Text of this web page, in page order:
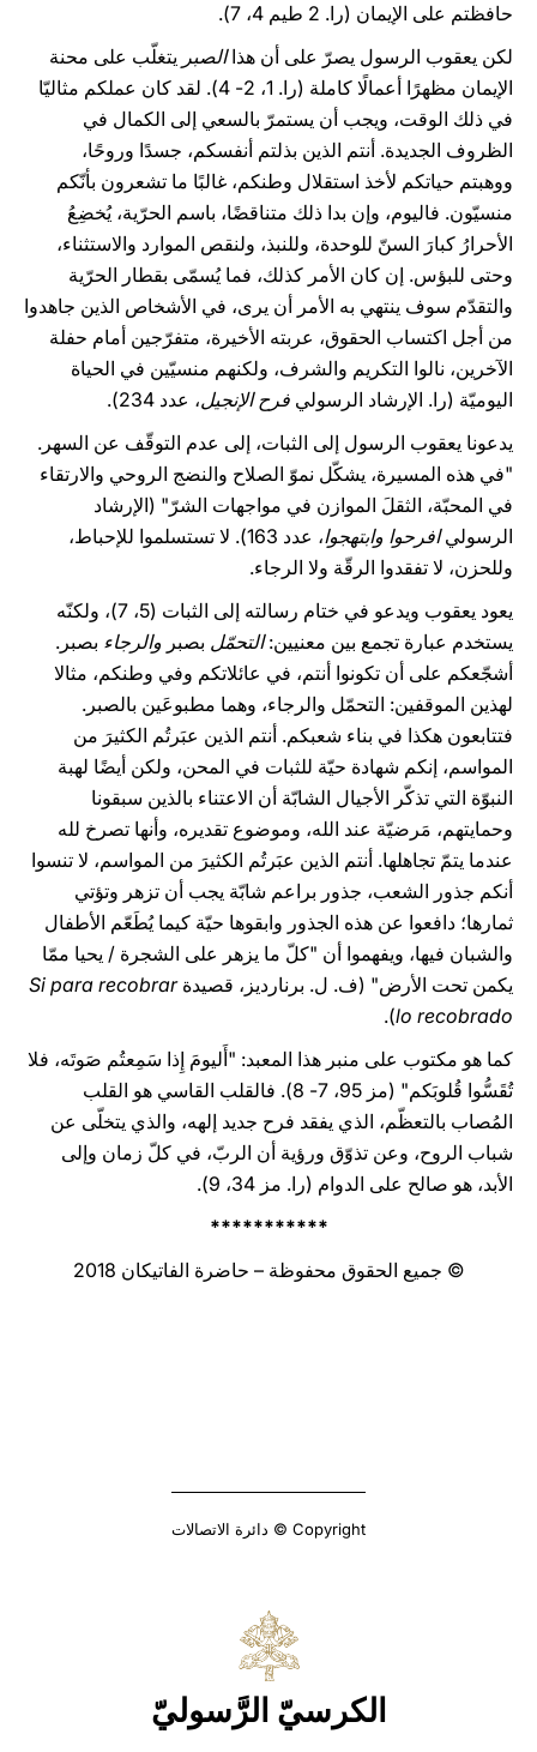
حافظتم على الإيمان (را. 2 طيم 4، 7).
لكن يعقوب الرسول يصرّ على أن هذاالصبر يتغلّب على محنة
الإيمان مظهرًا أعمالًا كاملة (را. 1، 2- 4). لقد كان عملكم مثاليّا
في ذلك الوقت، ويجب أن يستمرّ بالسعي إلى الكمال في
الظروف الجديدة. أنتم الذين بذلتم أنفسكم، جسدًا وروحًا،
ووهبتم حياتكم لأخذ استقلال وطنكم، غالبًا ما تشعرون بأنّكم
منسيّون. فاليوم، وإن بدا ذلك متناقضًا، باسم الحرّية، يُخضِعُ
الأحرارُ كبارَ السنّ للوحدة، وللنبذ، ولنقص الموارد والاستثناء،
وحتى للبؤس. إن كان الأمر كذلك، فما يُسمّى بقطار الحرّية
والتقدّم سوف ينتهي به الأمر أن يرى، في الأشخاص الذين جاهدوا
من أجل اكتساب الحقوق، عربته الأخيرة، متفرّجين أمام حفلة
الآخرين، نالوا التكريم والشرف، ولكنهم منسيّين في الحياة
اليوميّة (را. الإرشاد الرسولي فرح الإنجيل، عدد 234).
يدعونا يعقوب الرسول إلى الثبات، إلى عدم التوقّف عن السهر.
"في هذه المسيرة، يشكّل نموّ الصلاح والنضج الروحي والارتقاء
في المحبّة، الثقلَ الموازن في مواجهات الشرّ" (الإرشاد
الرسوليافرحوا وابتهجوا
، عدد 163). لا تستسلموا للإحباط،
وللحزن، لا تفقدوا الرقّة ولا الرجاء.
يعود يعقوب ويدعو في ختام رسالته إلى الثبات (5، 7)، ولكنّه
يستخدم عبارة تجمع بين معنيين:التحمّل بصبر والرجاء بصبر.
أشجّعكم على أن تكونوا أنتم، في عائلاتكم وفي وطنكم، مثالا
لهذين الموقفين: التحمّل والرجاء، وهما مطبوعَين بالصبر.
فتتابعون هكذا في بناء شعبكم. أنتم الذين عبَرتُم الكثيرَ من
المواسم، إنكم شهادة حيّة للثبات في المحن، ولكن أيضًا لهبة
النبوّة التي تذكّر الأجيال الشابّة أن الاعتناء بالذين سبقونا
وحمايتهم، مَرضيّة عند الله، وموضوع تقديره، وأنها تصرخ لله
عندما يتمّ تجاهلها. أنتم الذين عبَرتُم الكثيرَ من المواسم، لا تنسوا
أنكم جذور الشعب، جذور براعم شابّة يجب أن تزهر وتؤتي
ثمارها؛ دافعوا عن هذه الجذور وابقوها حيّة كيما يُطَعّم الأطفال
والشبان فيها، ويفهموا أن "كلّ ما يزهر على الشجرة / يحيا ممّا
يكمن تحت الأرض" (ف. ل. برنارديز، قصيدةSi para recobrar
lo recobrado
).
كما هو مكتوب على منبر هذا المعبد: "أَليومَ إِذا سَمِعتُم صَوتَه، فلا
تُقَسُّوا قُلوبَكم" (مز 95، 7- 8). فالقلب القاسي هو القلب
المُصاب بالتعظّم، الذي يفقد فرح جديد إلهه، والذي يتخلّى عن
شباب الروح، وعن تذوّق ورؤية أن الربّ، في كلّ زمان وإلى
الأبد، هو صالح على الدوام (را. مز 34، 9).
***********
© جميع الحقوق محفوظة – حاضرة الفاتيكان 2018
Copyright © دائرة الاتصالات
الكرسيّ الرَّسوليّ